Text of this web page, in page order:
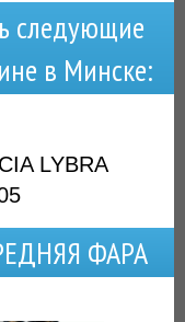
следующие
в Минске:
LYBRA
ФАРА